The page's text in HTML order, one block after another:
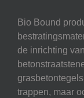
Bio Bound
de inrichting
trappen, maar